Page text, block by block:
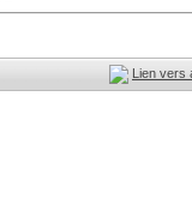
Lien vers